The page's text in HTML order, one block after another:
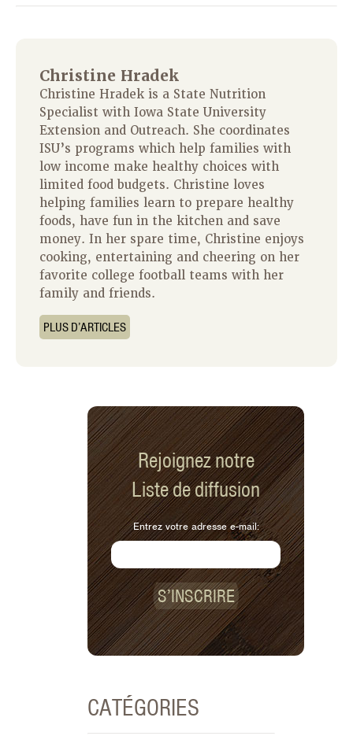
Christine Hradek
Christine Hradek is a State Nutrition
Specialist with Iowa State University
Extension and Outreach. She coordinates
ISU’s programs which help families with
low income make healthy choices with
limited food budgets. Christine loves
helping families learn to prepare healthy
foods, have fun in the kitchen and save
money. In her spare time, Christine enjoys
cooking, entertaining and cheering on her
favorite college football teams with her
family and friends.
PLUS D’ARTICLES
Rejoignez notre
Liste de diffusion
Entrez votre adresse e-mail:
S’INSCRIRE
CATÉGORIES